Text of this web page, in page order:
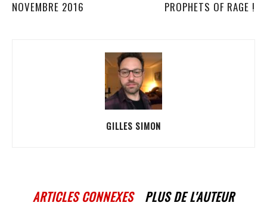
NOVEMBRE 2016
PROPHETS OF RAGE !
GILLES SIMON
ARTICLES CONNEXES PLUS DE L'AUTEUR